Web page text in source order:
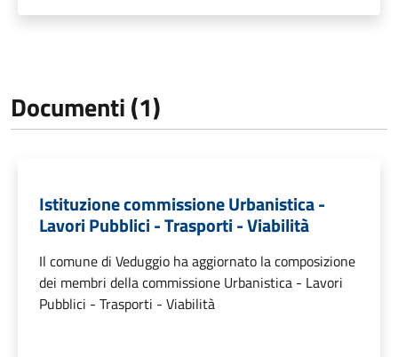
Documenti (1)
Istituzione commissione Urbanistica -
Lavori Pubblici - Trasporti - Viabilità
Il comune di Veduggio ha aggiornato la composizione
dei membri della commissione Urbanistica - Lavori
Pubblici - Trasporti - Viabilità